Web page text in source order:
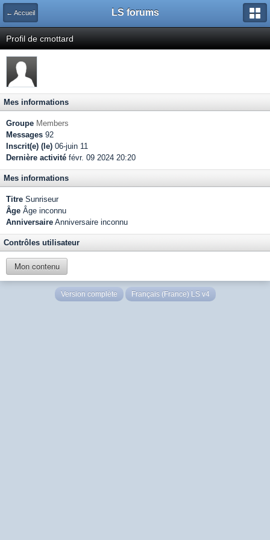
← Accueil LS forums
Profil de cmottard
Mes informations
Groupe Members
Messages 92
Inscrit(e) (le) 06-juin 11
Dernière activité févr. 09 2024 20:20
Mes informations
Titre Sunriseur
Âge Âge inconnu
Anniversaire Anniversaire inconnu
Contrôles utilisateur
Mon contenu
Version complète Français (France) LS v4